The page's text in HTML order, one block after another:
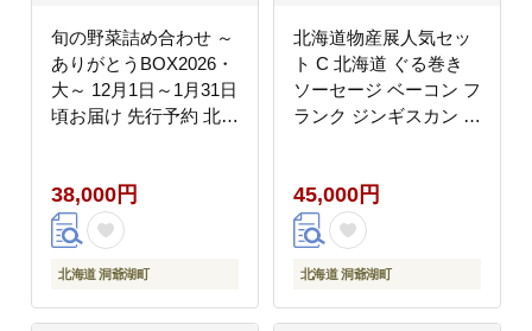
旬の野菜詰め合わせ ～
ありがとうBOX2026・
大～ 12月1日～1月31日
頃お届け 先行予約 北海
常備菜 加工品 自然栽培
佐々木ファーム 産地直
送 洞爺湖町
38,000円
北海道 洞爺湖町
北海道物産展人気セッ
ト C 北海道 ぐる巻き
ソーセージ ベーコン フ
ランク ジンギスカン 豚
お取り寄せ お肉屋 たど
ころ 送料無料
45,000円
北海道 洞爺湖町